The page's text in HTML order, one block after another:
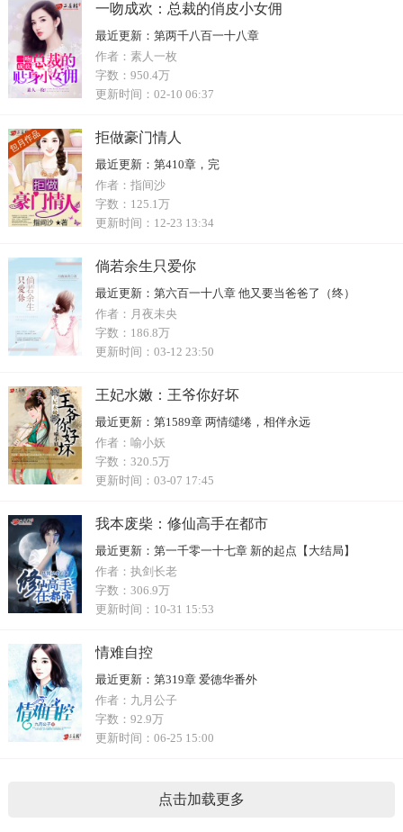
一吻成欢：总裁的俏皮小女佣
最近更新： 第两千八百一十八章
作者： 素人一枚
字数： 950.4万
更新时间： 02-10 06:37
拒做豪门情人
最近更新： 第410章，完
作者： 指间沙
字数： 125.1万
更新时间： 12-23 13:34
倘若余生只爱你
最近更新： 第六百一十八章 他又要当爸爸了（终）
作者： 月夜未央
字数： 186.8万
更新时间： 03-12 23:50
王妃水嫩：王爷你好坏
最近更新： 第1589章 两情缱绻，相伴永远
作者： 喻小妖
字数： 320.5万
更新时间： 03-07 17:45
我本废柴：修仙高手在都市
最近更新： 第一千零一十七章 新的起点【大结局】
作者： 执剑长老
字数： 306.9万
更新时间： 10-31 15:53
情难自控
最近更新： 第319章 爱德华番外
作者： 九月公子
字数： 92.9万
更新时间： 06-25 15:00
点击加载更多